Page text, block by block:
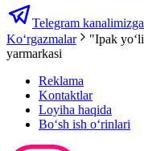
Telegram
Ko‘rgazmalar
"Ipak
yarmarkasi
Reklama
Kontaktlar
Loyiha haqida
Bo‘sh ish o‘rinlari